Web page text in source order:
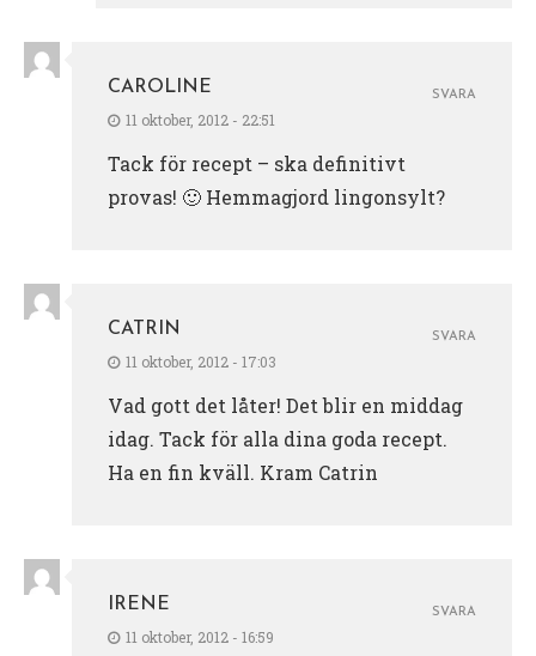
CAROLINE
11 oktober, 2012 - 22:51
Tack för recept – ska definitivt
provas! 🙂 Hemmagjord lingonsylt?
SVARA
CATRIN
11 oktober, 2012 - 17:03
Vad gott det låter! Det blir en middag
idag. Tack för alla dina goda recept.
Ha en fin kväll. Kram Catrin
SVARA
IRENE
11 oktober, 2012 - 16:59
SVARA